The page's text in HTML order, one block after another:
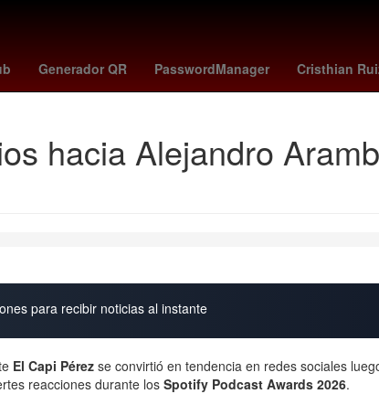
Generador QR PasswordManager Cristhian
la casa de los famosos mexico 2026 Rosario
hacia Alejandro
para recibir noticias al instante
El Capi Pérez se convirtió en tendencia en redes sociales
reacciones durante los Spotify Podcast Awards 2026.